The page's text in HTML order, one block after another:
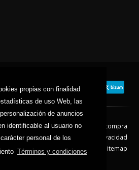
propias con finalidad
de uso Web, las
de anuncios
identificable al usuario no
personal de los
Términos y condiciones
Aviso Legal
Condiciones de compra
de devolución
Política de Privacidad
Política de Cookies
Sitemap